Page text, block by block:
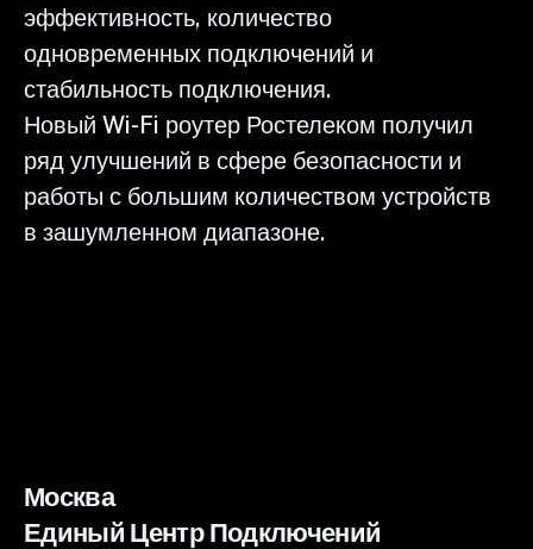
эффективность, количество
одновременных подключений и
стабильность подключения.
Новый Wi-Fi роутер Ростелеком получил
ряд улучшений в сфере безопасности и
работы с большим количеством устройств
в зашумленном диапазоне.
Москва
Единый Центр Подключений